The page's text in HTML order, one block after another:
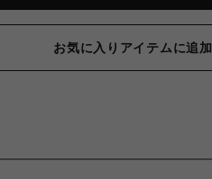
お気に入りアイテムに追加